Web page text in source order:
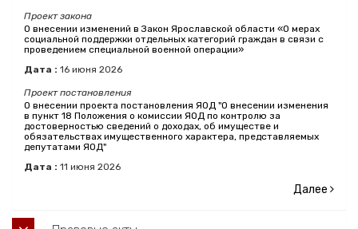
Проект закона
О внесении изменений в Закон Ярославской области «О мерах
социальной поддержки отдельных категорий граждан в связи с
проведением специальной военной операции»
Дата : 16 июня 2026
Проект постановления
О внесении проекта постановления ЯОД "О внесении изменения
в пункт 18 Положения о комиссии ЯОД по контролю за
достоверностью сведений о доходах, об имуществе и
обязательствах имущественного характера, представляемых
депутатами ЯОД"
Дата : 11 июня 2026
Далее